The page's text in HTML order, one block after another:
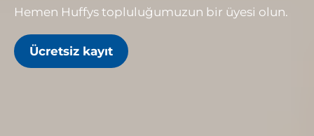
Hemen Huffys topluluğumuzun bir üyesi olun.
Ücretsiz kayıt